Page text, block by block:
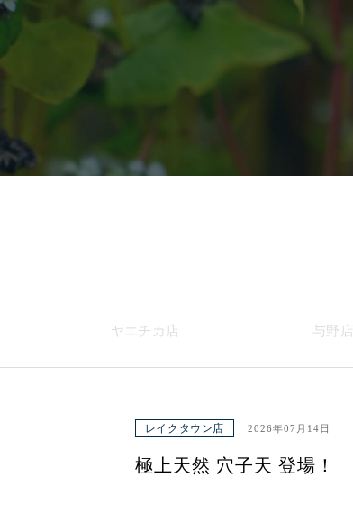
ヤエチカ店 与野店
レイクタウン店 2026年07月14日
極上天然 穴子天 登場！